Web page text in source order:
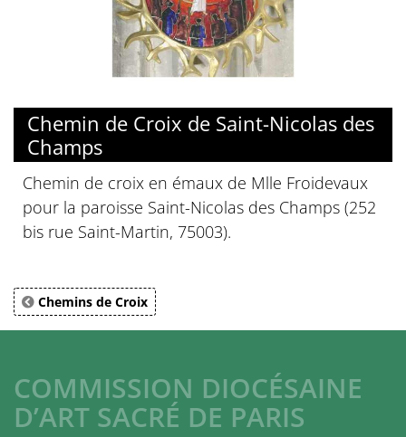
Chemin de Croix de Saint-Nicolas des
Champs
Chemin de croix en émaux de Mlle Froidevaux
pour la paroisse Saint-Nicolas des Champs (252
bis rue Saint-Martin, 75003).
Chemins de Croix
COMMISSION DIOCÉSAINE
D’ART SACRÉ DE PARIS